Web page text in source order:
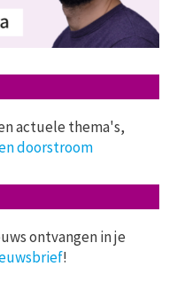
actuele thema's,
doorstroom
ontvangen in je
!